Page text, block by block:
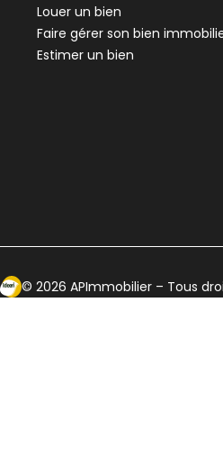
Louer un bien
Faire gérer son bien
Estimer un bien
Ecosytème Ideeri
© 2026 APImmobilier – Tous